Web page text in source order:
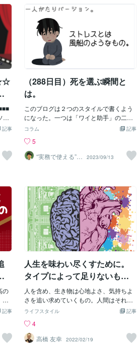
で
ワ
結
人
来
思います(。-`ω-)でも、多くの国で、不倫
は犯罪ではないんですよね（だからイ
イ、ということではないです）なので本
当にモラルの問題というか、言い方は悪
いかもしれないけれど「グレー」という
か‥ただ、婚姻関係を結んでいる相手が
ありながら「不貞行為」をした場合は関
係が破綻した際
の
表
の
の
れ
X
し
今
影
そ
る
選
え
追
用してみたら」と伝える。 →「まだ、介
護なんて必要ないって言っているじゃな
いか！」と聞く耳持たず。 効果的な働き
かけ： フランス料理店でランチコースを
食べている時に、本人の過去の武勇伝に
耳を傾けながら、めったに会わない孫が
「おじいちゃん、介護サービスを利用し
てみたら」と伝える。 →「まぁ、〇〇が
そういうなら。考えてみてもええな。」
理性を機能させるためには ・いつもと違
う場所で話をする ・時間帯は朝・昼が望
ましい（夜は理性が働きにくいため×）
・メッセンジャー効果：発信する人によ
って効果が異なる。最も親しい存在であ
医者等）が望ましい ・プライミング＆利
他性効果：相手にお互い様だと思わせる
→武勇伝を聞き出す（「話を聞いてくれ
プ」で進めること。 相手との話の最後は
「ピークエンド」。笑顔で終えることを
意識する。 今回、「保健指導における行
動変容」についての講義で学んだことを
まとめました。 確かに自分自身に置き換
えてみた時に、第三者から言われた方が
冷静に話を聞くことができますし、たと
え家族からであっても、いつもと違う場
所で聞く方が素直に受け止められるなと
礎
ざ
ッ
・・・・・・・・・・・・・・・・・・
グ
・・・・・・・・・・・・・・・・・・
、
た
語
記事
（288日目）死を選ぶ瞬間と
は。
このブログは２つのスタイルで書くよう
になった。一つは「ワイと助手」の二人
の掛け合い的なもの。もう一つは私の思
語りスタイルで行きたいと思う。さて、
現代はストレス社会なんて言われている
けど、ストレスが全くないのも問題だっ
乗り越えるためのパワーになったり自分
の成長に繋がったり、新しい発見に繋が
ったりする。ストレスが無ければ恐らく
それに気づくことも無いだろう。言って
しまえばしぼみ切った風船みたいなも
の。地べたにヘタって落ちていて、いつ
か劣化し千切れていく。しかし過剰なス
トレスも問題だよね。ストレスが掛かり
すぎる＝膨らみ切った風船であり破裂の
危険性が間近に迫っているとも言えるよ
ね。X（Twitter）を見ていても病んだ心を
吐露する投稿があったり先が見えずに彷
徨っている投稿を目にすることがある。
これは膨らみ切った風船では無いだろう
の病となり時には死を選んでしまうこと
もあるだろう。さて、普段アホな感じで
ブログを書いているけどこんな私も人生
記事
コラム
5
“実務で使える”改
善パートナー／
2023/09/13
の
し
が
を
記事
人生を味わい尽くすために。
タイプによって足りないもの
って？
人を含め、生き物は心地よさ、気持ちよ
さを追い求めていくもの。人間はそれを
理性でより広く、深くすることができる
衝動に乗って、それも気持ちよいだろ
う。理性はそれを阻むものでなく、感情
と理性が調和することで人生はより深く
記事
ライフスタイル
4
高橋 友幸 2022/02/19